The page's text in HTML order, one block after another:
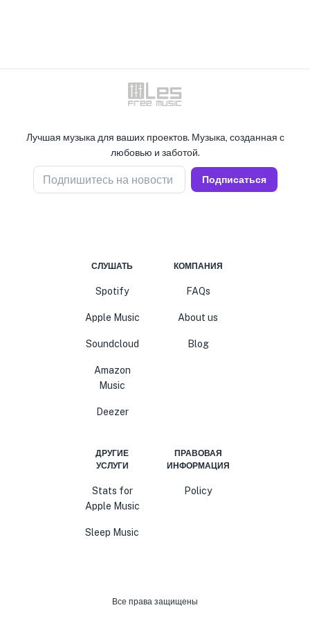
Лучшая музыка для ваших проектов. Музыка, созданная с
любовью и заботой.
Подпишитесь на новости Подписаться
СЛУШАТЬ
Spotify
Apple Music
Soundcloud
Amazon
Music
Deezer
КОМПАНИЯ
FAQs
About us
Blog
ДРУГИЕ
УСЛУГИ
Stats for
Apple Music
Sleep Music
ПРАВОВАЯ
ИНФОРМАЦИЯ
Policy
Все права защищены